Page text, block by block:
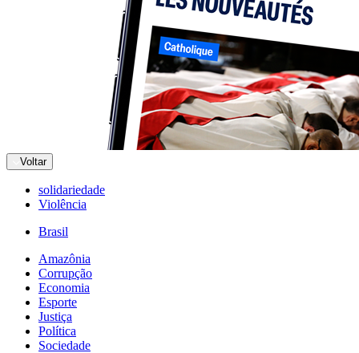
Voltar
solidariedade
Violência
Brasil
Amazônia
Corrupção
Economia
Esporte
Justiça
Política
Sociedade